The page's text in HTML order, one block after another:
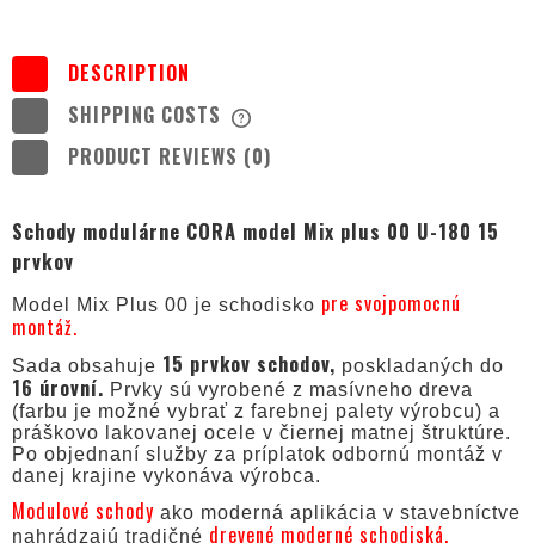
DESCRIPTION
SHIPPING COSTS
POSSIBLE PAYMENT COSTS
PRODUCT REVIEWS (0)
Schody modulárne CORA model Mix plus 00 U-180 15
prvkov
Model Mix Plus 00 je schodisko pre svojpomocnú
montáž.
Sada obsahuje 15 prvkov schodov, poskladaných do
16 úrovní. Prvky sú vyrobené z masívneho dreva
(farbu je možné vybrať z farebnej palety výrobcu) a
práškovo lakovanej ocele v čiernej matnej štruktúre.
Po objednaní služby za príplatok odbornú montáž v
danej krajine vykonáva výrobca.
Modulové schody ako moderná aplikácia v stavebníctve
nahrádzajú tradičné drevené moderné schodiská.